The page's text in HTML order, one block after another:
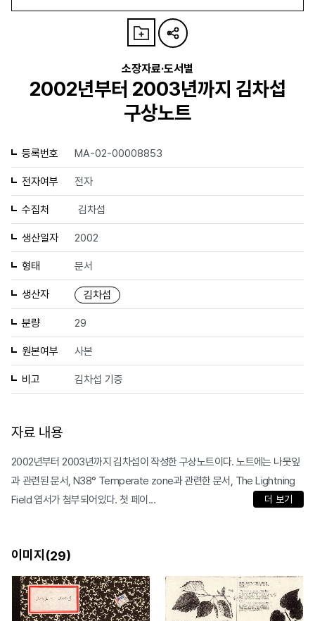
소장자료·도서별
2002년부터 2003년까지 김차섭
구상노트
등록번호 MA-02-00008853
전자여부 전자
수집처 김차섭
생산일자 2002
형태 문서
생산자 김차섭
분량 29
원본여부 사본
비고 김차섭 기증
자료 내용
2002년부터 2003년까지 김차섭이 작성한 구상노트이다. 노트에는 나뭇잎
과 관련된 문서, N38° Temperate zone과 관련한 문서, The Lightning
Field 엽서가 첨부되어있다. 첫 페이...
더 보기
이미지(29)